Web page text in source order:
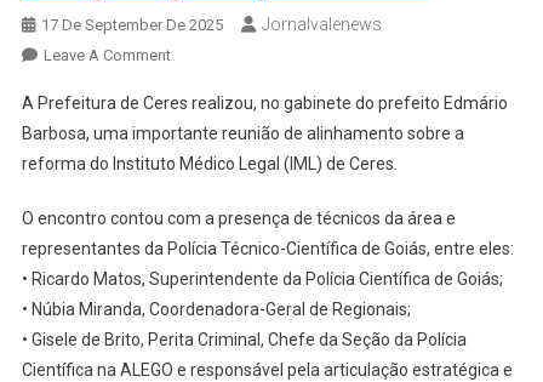
17 De September De 2025 Jornalvalenews
Leave A CommentOn
De
Ceres
Realizou
De
Alinhamento
Sobre
A
Reforma
Do
A Prefeitura de Ceres realizou, no gabinete do prefeito Edmário
Barbosa, uma importante reunião de alinhamento sobre a
reforma do Instituto Médico Legal (IML) de Ceres.
O encontro contou com a presença de técnicos da área e
representantes da Polícia Técnico-Científica de Goiás, entre eles:
•⁠ ⁠Ricardo Matos, Superintendente da Polícia Científica de Goiás;
•⁠ ⁠Núbia Miranda, Coordenadora-Geral de Regionais;
•⁠ ⁠Gisele de Brito, Perita Criminal, Chefe da Seção da Polícia
Científica na ALEGO e responsável pela articulação estratégica e